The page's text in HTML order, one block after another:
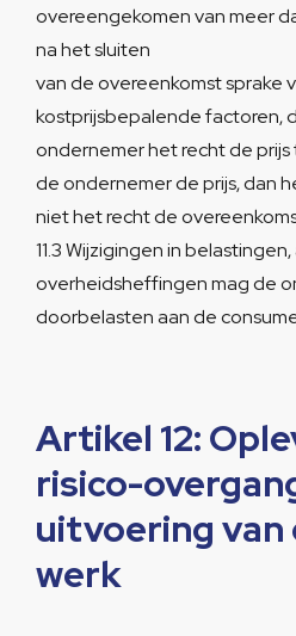
overeengekomen van meer
na het sluiten
van de overeenkomst sprake
kostprijsbepalende factoren,
ondernemer het recht de
de ondernemer de prijs, dan
niet het recht de
11.3 Wijzigingen in
overheidsheffingen mag de
doorbelasten aan de
Artikel 12:
risico-
uitvoering van
werk